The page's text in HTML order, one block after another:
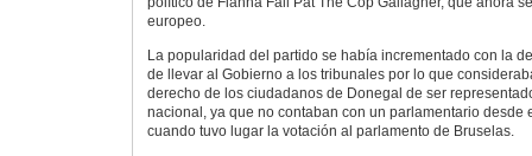
europeo.
La popularidad del partido se había incrementado con la
de llevar al Gobierno a los tribunales por lo que
derecho de los ciudadanos de Donegal de ser
nacional, ya que no contaban con un parlamentario desde
cuando tuvo lugar la votación al parlamento de Bruselas.